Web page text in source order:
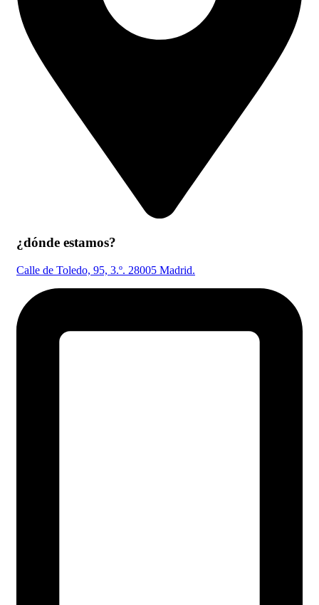
¿dónde estamos?
Calle de Toledo, 95, 3.º. 28005 Madrid.